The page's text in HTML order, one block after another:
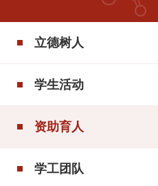
立德树人
学生活动
资助育人
学工团队